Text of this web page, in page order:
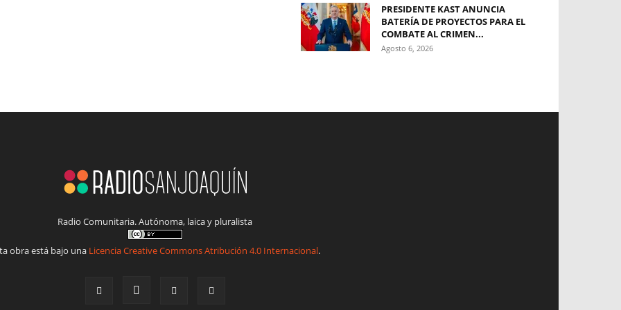
PRESIDENTE KAST ANUNCIA
BATERÍA DE PROYECTOS PARA EL
COMBATE AL CRIMEN...
Agosto 6, 2026
Radio Comunitaria. Autónoma, laica y pluralista
obra está bajo una Licencia Creative Commons Atribución 4.0 Internacional.